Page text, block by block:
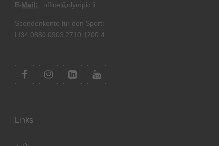
E-Mail:
office@olympic.li
Spendenkonto für den Sport:
LI34 0880 0903 2710 1200 4
Links